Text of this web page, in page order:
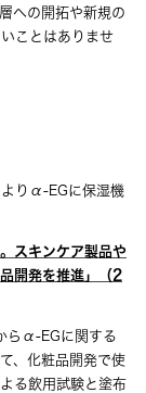
への開拓や新規の
ことはありませ
よりα-EGに保湿機
スキンケア製品や
開発を推進」（2
らα-EGに関する
、化粧品開発で使
る飲用試験と塗布